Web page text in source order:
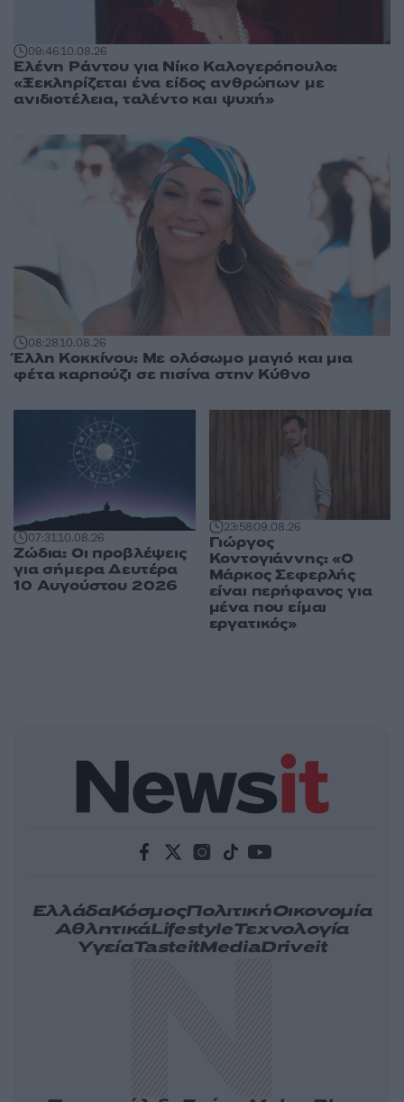
09:4610.08.26
Ελένη Ράντου για Νίκο Καλογερόπουλο:
«Ξεκληρίζεται ένα είδος ανθρώπων με
ανιδιοτέλεια, ταλέντο και ψυχή»
08:2810.08.26
Έλλη Κοκκίνου: Με ολόσωμο μαγιό και μια
φέτα καρπούζι σε πισίνα στην Κύθνο
07:3110.08.26
Ζώδια: Οι προβλέψεις
για σήμερα Δευτέρα
10 Αυγούστου 2026
23:5809.08.26
Γιώργος
Κοντογιάννης: «Ο
Μάρκος Σεφερλής
είναι περήφανος για
μένα που είμαι
εργατικός»
ΕλλάδαΚόσμοςΠολιτικήΟικονομία
ΑθλητικάLifestyleΤεχνολογία
ΥγείαTasteitMediaDriveit